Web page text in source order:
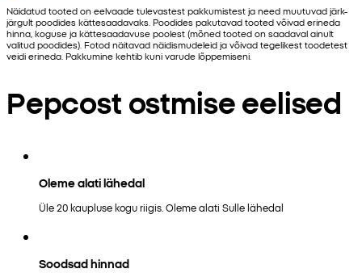
Näidatud tooted on eelvaade tulevastest pakkumistest ja need muutuvad järk-
järgult poodides kättesaadavaks. Poodides pakutavad tooted võivad erineda
hinna, koguse ja kättesaadavuse poolest (mõned tooted on saadaval ainult
valitud poodides). Fotod näitavad näidismudeleid ja võivad tegelikest toodetest
veidi erineda. Pakkumine kehtib kuni varude lõppemiseni.
Pepcost ostmise eelised
Oleme alati lähedal
Üle 20 kaupluse kogu riigis. Oleme alati Sulle lähedal
Soodsad hinnad